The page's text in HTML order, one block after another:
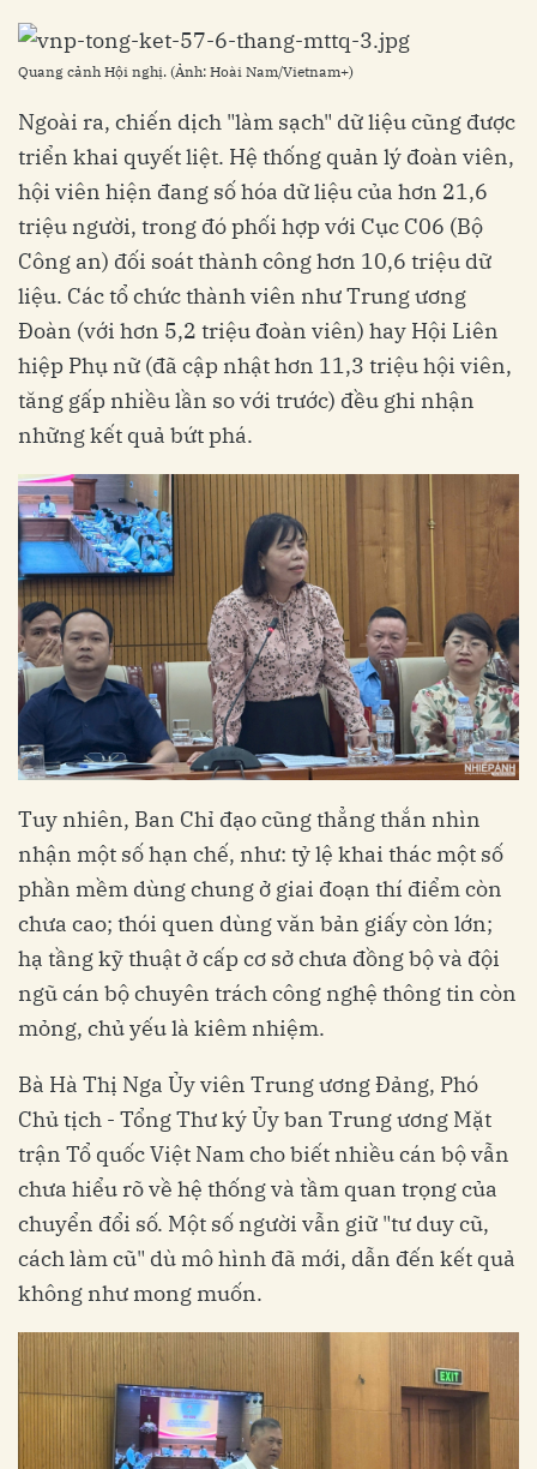
Quang cảnh Hội nghị. (Ảnh: Hoài Nam/Vietnam+)
Ngoài ra, chiến dịch "làm sạch" dữ liệu cũng được
triển khai quyết liệt. Hệ thống quản lý đoàn viên,
hội viên hiện đang số hóa dữ liệu của hơn 21,6
triệu người, trong đó phối hợp với Cục C06 (Bộ
Công an) đối soát thành công hơn 10,6 triệu dữ
liệu. Các tổ chức thành viên như Trung ương
Đoàn (với hơn 5,2 triệu đoàn viên) hay Hội Liên
hiệp Phụ nữ (đã cập nhật hơn 11,3 triệu hội viên,
tăng gấp nhiều lần so với trước) đều ghi nhận
những kết quả bứt phá.
Tuy nhiên, Ban Chỉ đạo cũng thẳng thắn nhìn
nhận một số hạn chế, như: tỷ lệ khai thác một số
phần mềm dùng chung ở giai đoạn thí điểm còn
chưa cao; thói quen dùng văn bản giấy còn lớn;
hạ tầng kỹ thuật ở cấp cơ sở chưa đồng bộ và đội
ngũ cán bộ chuyên trách công nghệ thông tin còn
mỏng, chủ yếu là kiêm nhiệm.
Bà Hà Thị Nga Ủy viên Trung ương Đảng, Phó
Chủ tịch - Tổng Thư ký Ủy ban Trung ương Mặt
trận Tổ quốc Việt Nam cho biết nhiều cán bộ vẫn
chưa hiểu rõ về hệ thống và tầm quan trọng của
chuyển đổi số. Một số người vẫn giữ "tư duy cũ,
cách làm cũ" dù mô hình đã mới, dẫn đến kết quả
không như mong muốn.